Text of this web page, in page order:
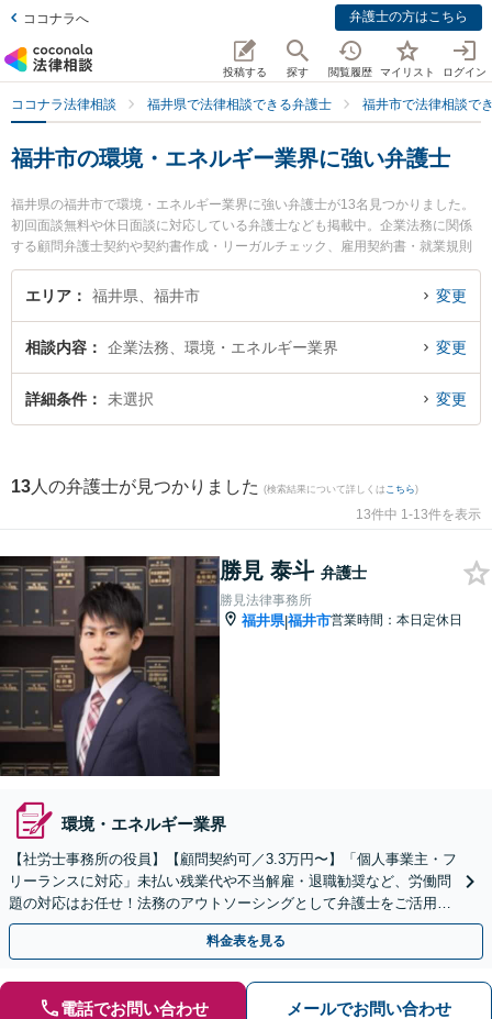
ココナラへ 弁護士の方はこちら
投稿する 探す 閲覧履歴 マイリスト ログイン
ココナラ法律相談 福井県で法律相談できる弁護士 福井市で法律相談で
福井市の環境・エネルギー業界に強い弁護士
福井県の福井市で環境・エネルギー業界に強い弁護士が13名見つかりました。
初回面談無料や休日面談に対応している弁護士なども掲載中。企業法務に関係
する顧問弁護士契約や契約書作成・リーガルチェック、雇用契約書・就業規則
作成等の細かな分野での絞り込み検索もでき便利です。特に勝見法律事務所の
勝見 泰斗弁護士や吉浦・前田法律事務所の吉浦 勝正弁護士、剱法律事務所の宮
ぐに弁護士に相談したい』『環境・エネルギー業界のトラブル解決の実績豊富
な近くの弁護士を検索したい』『初回相談無料で環境・エネルギー業界を法律
相談できる福井市内の弁護士に相談予約したい』などでお困りの相談者さんに
エリア 福井県、福井市 変更
相談内容 企業法務、環境・エネルギー業界 変更
詳細条件 未選択 変更
13 人の弁護士が見つかりました (検索結果について詳しくは こちら)
13件中 1-13件を表示
勝見 泰斗 弁護士
勝見法律事務所
福井県|福井市営業時間：本日定休日
環境・エネルギー業界
【社労士事務所の役員】【顧問契約可／3.3万円〜】「個人事業主・フ
リーランスに対応」未払い残業代や不当解雇・退職勧奨など、労働問
題の対応はお任せ！法務のアウトソーシングとして弁護士をご活用く
ださい【休日・夜間相談可】
料金表を見る
電話でお問い合わせ メールでお問い合わせ